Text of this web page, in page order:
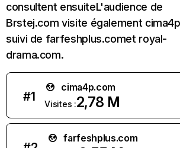
consultent ensuiteL'audience de
Brstej.com visite également
suivi de farfeshplus.comet royal-
drama.com.
#1
cima4p.com
Visites :2,78 M
farfeshplus.com